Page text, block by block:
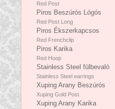
Red Post
Piros Beszúrós Lógós
Red Post Long
Piros Ékszerkapcsos
Red Frenchclip
Piros Karika
Red Hoop
Stainless Steel fülbevaló
Stainless Steel earrings
Xuping Arany Beszúrós
Xuping Gold Post
Xuping Arany Karika